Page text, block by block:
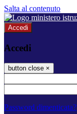
Salta al contenuto
Accedi
Accedi
button close ×
Password dimenticata?